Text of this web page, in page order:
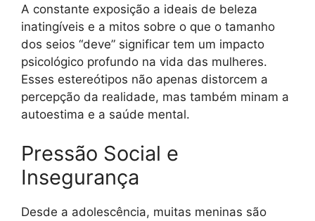
A constante exposição a ideais de beleza
inatingíveis e a mitos sobre o que o tamanho
dos seios “deve” significar tem um impacto
psicológico profundo na vida das mulheres.
Esses estereótipos não apenas distorcem a
percepção da realidade, mas também minam a
autoestima e a saúde mental.
Pressão Social e
Insegurança
Desde a adolescência, muitas meninas são